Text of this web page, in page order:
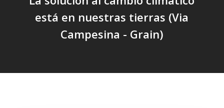
está en nuestras tierras (Via
Campesina - Grain)